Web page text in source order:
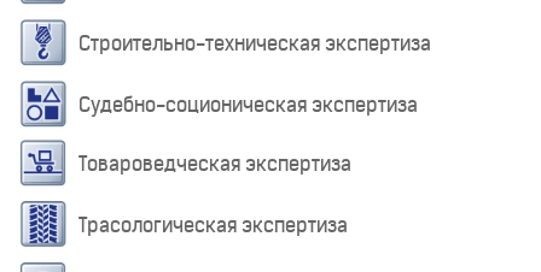
Строительно-техническая экспертиза
Судебно-соционическая экспертиза
Товароведческая экспертиза
Трасологическая экспертиза